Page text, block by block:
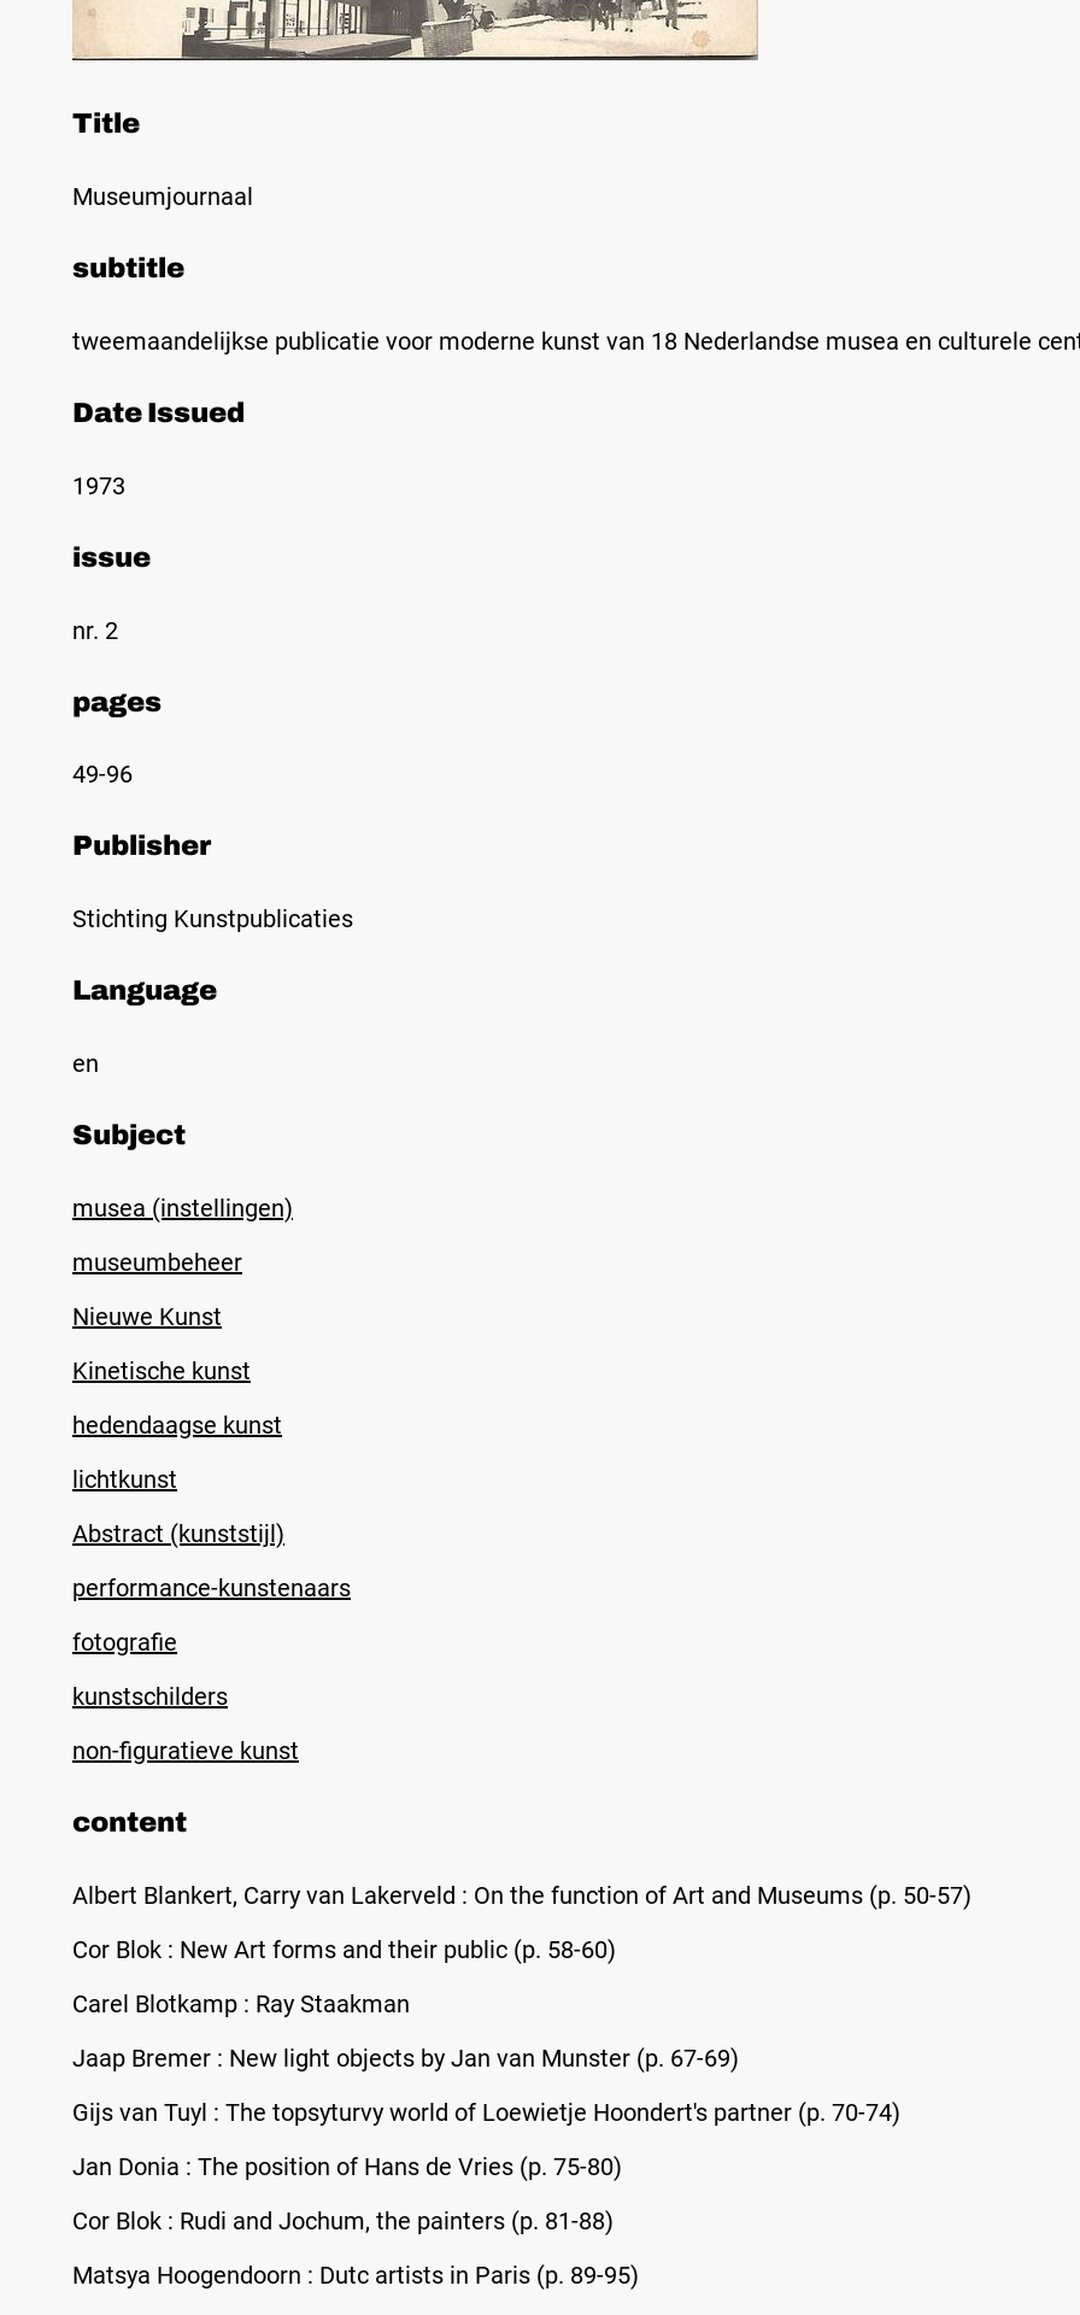
Title
Museumjournaal
subtitle
tweemaandelijkse publicatie voor moderne kunst van 18 Nederlandse musea en culturele
Date Issued
1973
issue
nr. 2
pages
49-96
Publisher
Stichting Kunstpublicaties
Language
en
Subject
musea (instellingen)
museumbeheer
Nieuwe Kunst
Kinetische kunst
hedendaagse kunst
lichtkunst
Abstract (kunststijl)
performance-kunstenaars
fotografie
kunstschilders
non-figuratieve kunst
content
Albert Blankert, Carry van Lakerveld : On the function of Art and Museums (p. 50-57)
Cor Blok : New Art forms and their public (p. 58-60)
Carel Blotkamp : Ray Staakman
Jaap Bremer : New light objects by Jan van Munster (p. 67-69)
Gijs van Tuyl : The topsyturvy world of Loewietje Hoondert's partner (p. 70-74)
Jan Donia : The position of Hans de Vries (p. 75-80)
Cor Blok : Rudi and Jochum, the painters (p. 81-88)
Matsya Hoogendoorn : Dutc artists in Paris (p. 89-95)